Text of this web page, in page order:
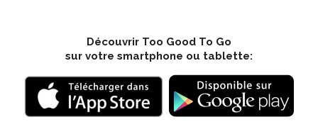
Découvrir Too Good To Go
sur votre smartphone ou tablette: